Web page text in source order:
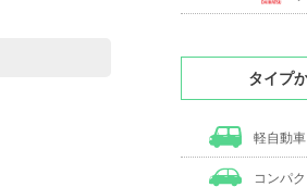
タイプ
軽自動車
コンパク